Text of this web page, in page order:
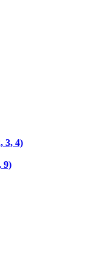
3, 4)
9)